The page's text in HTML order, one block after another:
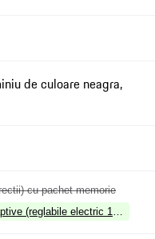
de culoare neagra,
cu pachet memorie
(reglabile electric 18 directii)